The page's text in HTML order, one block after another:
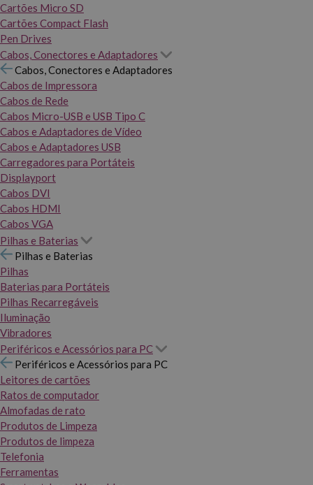
Cartões Micro SD
Cartões Compact Flash
Pen Drives
Cabos, Conectores e Adaptadores
Cabos, Conectores e Adaptadores
Cabos de Impressora
Cabos de Rede
Cabos Micro-USB e USB Tipo C
Cabos e Adaptadores de Vídeo
Cabos e Adaptadores USB
Carregadores para Portáteis
Displayport
Cabos DVI
Cabos HDMI
Cabos VGA
Pilhas e Baterias
Pilhas e Baterias
Pilhas
Baterias para Portáteis
Pilhas Recarregáveis
Iluminação
Vibradores
Periféricos e Acessórios para PC
Periféricos e Acessórios para PC
Leitores de cartões
Ratos de computador
Almofadas de rato
Produtos de Limpeza
Produtos de limpeza
Telefonia
Ferramentas